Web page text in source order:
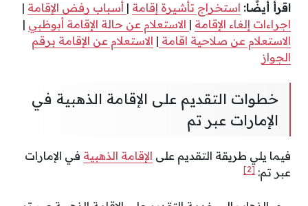
اقرأ أيضًا: استخراج تأشيرة إقامة | أسباب رفض الإقامة |
اجراءات إلغاء الإقامة | الاستعلام عن حالة الإقامة أبوظبي |
الاستعلام عن صلاحية اقامة | الاستعلام عن الإقامة برقم
الجواز
خطوات التقديم على الإقامة الذهبية في
الإمارات عبر تم
فيما يلي طريقة التقديم على الإقامة الذهبية في الإمارات
عبر تم: [2]